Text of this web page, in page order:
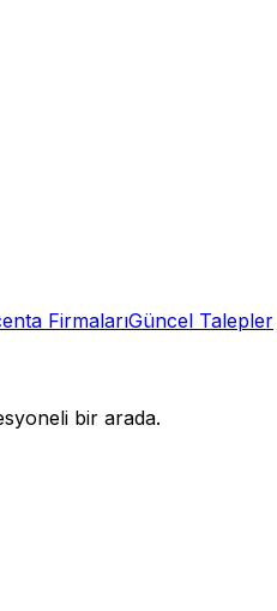
FirmalarıGüncel Talepler
bir arada.